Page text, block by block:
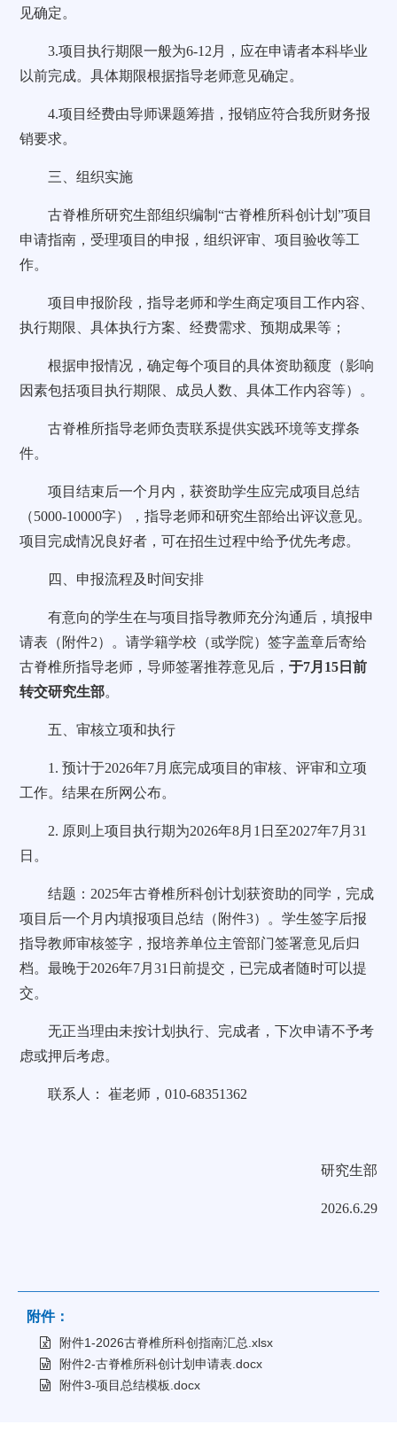
见确定。
3.项目执行期限一般为6-12月，应在申请者本科毕业
以前完成。具体期限根据指导老师意见确定。
4.项目经费由导师课题筹措，报销应符合我所财务报
销要求。
三、组织实施
古脊椎所研究生部组织编制“古脊椎所科创计划”项目
申请指南，受理项目的申报，组织评审、项目验收等工
作。
项目申报阶段，指导老师和学生商定项目工作内容、
执行期限、具体执行方案、经费需求、预期成果等；
根据申报情况，确定每个项目的具体资助额度（影响
因素包括项目执行期限、成员人数、具体工作内容等）。
古脊椎所指导老师负责联系提供实践环境等支撑条
件。
项目结束后一个月内，获资助学生应完成项目总结
（5000-10000字），指导老师和研究生部给出评议意见。
项目完成情况良好者，可在招生过程中给予优先考虑。
四、申报流程及时间安排
有意向的学生在与项目指导教师充分沟通后，填报申
请表（附件2）。请学籍学校（或学院）签字盖章后寄给
古脊椎所指导老师，导师签署推荐意见后，于7月15日前
转交研究生部。
五、审核立项和执行
1. 预计于2026年7月底完成项目的审核、评审和立项
工作。结果在所网公布。
2. 原则上项目执行期为2026年8月1日至2027年7月31
日。
结题：2025年古脊椎所科创计划获资助的同学，完成
项目后一个月内填报项目总结（附件3）。学生签字后报
指导教师审核签字，报培养单位主管部门签署意见后归
档。最晚于2026年7月31日前提交，已完成者随时可以提
交。
无正当理由未按计划执行、完成者，下次申请不予考
虑或押后考虑。
联系人： 崔老师，010-68351362
研究生部
2026.6.29
附件：
附件1-2026古脊椎所科创指南汇总.xlsx
附件2-古脊椎所科创计划申请表.docx
附件3-项目总结模板.docx